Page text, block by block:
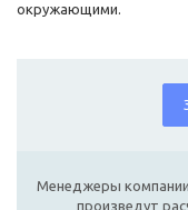
окружающими.
Менеджеры
произведут